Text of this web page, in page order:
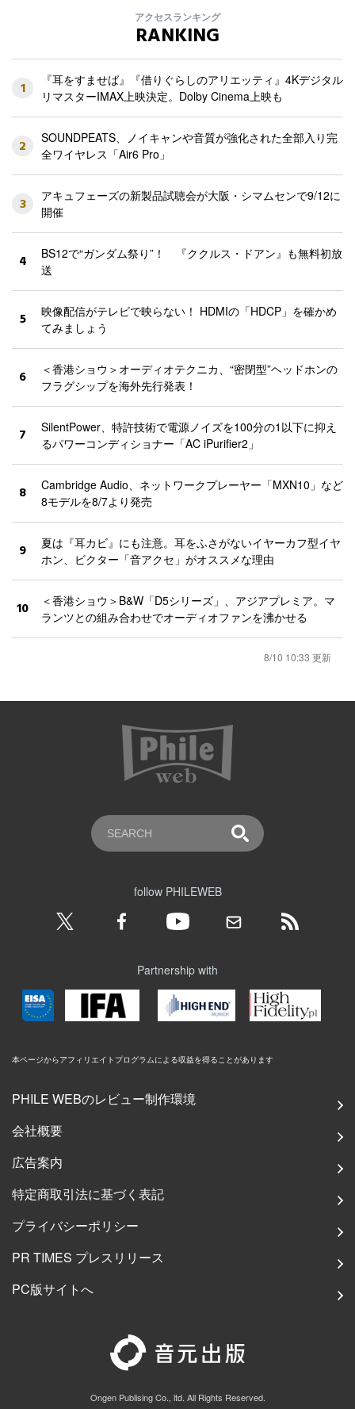
アクセスランキング
RANKING
1
『耳をすませば』『借りぐらしのアリエッティ』4Kデジタル
リマスターIMAX上映決定。Dolby Cinema上映も
2
SOUNDPEATS、ノイキャンや音質が強化された全部入り完
全ワイヤレス「Air6 Pro」
3
アキュフェーズの新製品試聴会が大阪・シマムセンで9/12に
開催
4
BS12で“ガンダム祭り”！ 『ククルス・ドアン』も無料初放
送
5
映像配信がテレビで映らない！ HDMIの「HDCP」を確かめ
てみましょう
6
＜香港ショウ＞オーディオテクニカ、“密閉型”ヘッドホンの
フラグシップを海外先行発表！
7
SilentPower、特許技術で電源ノイズを100分の1以下に抑え
るパワーコンディショナー「AC iPurifier2」
8
Cambridge Audio、ネットワークプレーヤー「MXN10」など
8モデルを8/7より発売
9
夏は『耳カビ』にも注意。耳をふさがないイヤーカフ型イヤ
ホン、ビクター「音アクセ」がオススメな理由
10
＜香港ショウ＞B&W「D5シリーズ」、アジアプレミア。マ
ランツとの組み合わせでオーディオファンを沸かせる
8/10 10:33 更新
follow PHILEWEB
Partnership with
本ページからアフィリエイトプログラムによる収益を得ることがあります
PHILE WEBのレビュー制作環境
会社概要
広告案内
特定商取引法に基づく表記
プライバシーポリシー
PR TIMES プレスリリース
PC版サイトへ
Ongen Publising Co., ltd. All Rights Reserved.